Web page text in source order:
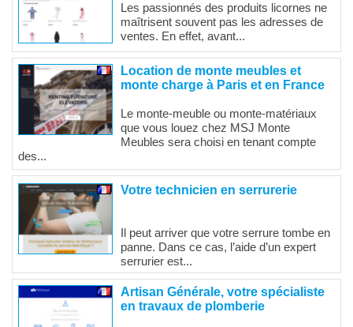
Les passionnés des produits licornes ne
maîtrisent souvent pas les adresses de
ventes. En effet, avant...
Location de monte meubles et
monte charge à Paris et en France
Le monte-meuble ou monte-matériaux
que vous louez chez MSJ Monte
Meubles sera choisi en tenant compte
des...
Votre technicien en serrurerie
Il peut arriver que votre serrure tombe en
panne. Dans ce cas, l’aide d’un expert
serrurier est...
Artisan Générale, votre spécialiste
en travaux de plomberie